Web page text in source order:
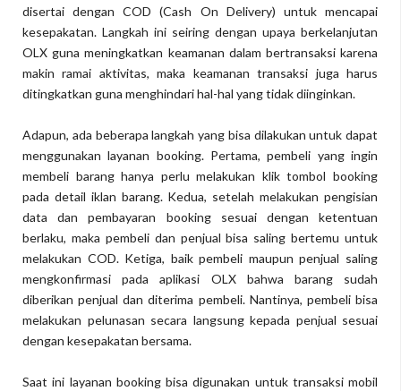
disertai dengan COD (Cash On Delivery) untuk mencapai
kesepakatan. Langkah ini seiring dengan upaya berkelanjutan
OLX guna meningkatkan keamanan dalam bertransaksi karena
makin ramai aktivitas, maka keamanan transaksi juga harus
ditingkatkan guna menghindari hal-hal yang tidak diinginkan.
Adapun, ada beberapa langkah yang bisa dilakukan untuk dapat
menggunakan layanan booking. Pertama, pembeli yang ingin
membeli barang hanya perlu melakukan klik tombol booking
pada detail iklan barang. Kedua, setelah melakukan pengisian
data dan pembayaran booking sesuai dengan ketentuan
berlaku, maka pembeli dan penjual bisa saling bertemu untuk
melakukan COD. Ketiga, baik pembeli maupun penjual saling
mengkonfirmasi pada aplikasi OLX bahwa barang sudah
diberikan penjual dan diterima pembeli. Nantinya, pembeli bisa
melakukan pelunasan secara langsung kepada penjual sesuai
dengan kesepakatan bersama.
Saat ini layanan booking bisa digunakan untuk transaksi mobil